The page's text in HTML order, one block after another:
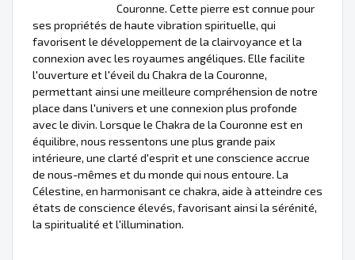
Couronne. Cette pierre est connue pour
ses propriétés de haute vibration spirituelle, qui
favorisent le développement de la clairvoyance et la
connexion avec les royaumes angéliques. Elle facilite
l'ouverture et l'éveil du Chakra de la Couronne,
permettant ainsi une meilleure compréhension de notre
place dans l'univers et une connexion plus profonde
avec le divin. Lorsque le Chakra de la Couronne est en
équilibre, nous ressentons une plus grande paix
intérieure, une clarté d'esprit et une conscience accrue
de nous-mêmes et du monde qui nous entoure. La
Célestine, en harmonisant ce chakra, aide à atteindre ces
états de conscience élevés, favorisant ainsi la sérénité,
la spiritualité et l'illumination.